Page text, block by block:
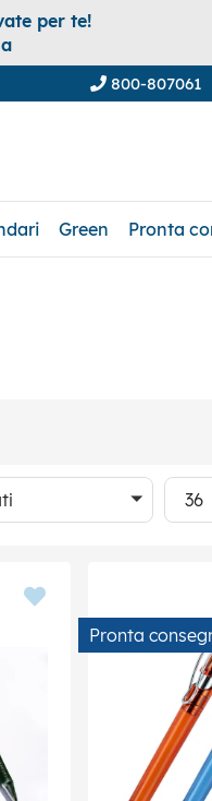
per te!
800-807061
Green Pronta
36
Pronta